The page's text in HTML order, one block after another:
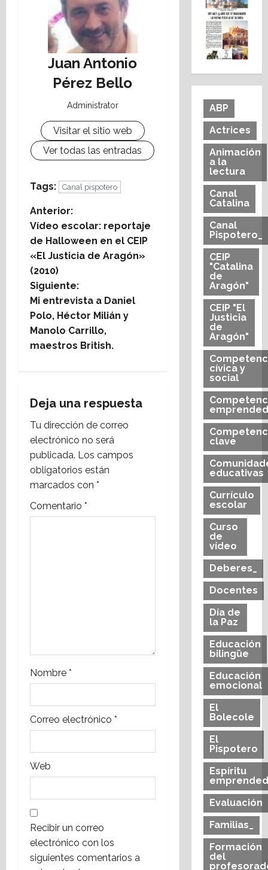
Juan Antonio
Pérez Bello
Administrator
Visitar el sitio web
Ver todas las entradas
Tags: Canal pispotero
N
a
v
e
g
a
ó
n
d
e
e
a
Anterior:
Vídeo escolar: reportaje
de Halloween en el CEIP
«El Justicia de Aragón»
(2010)
Siguiente:
Mi entrevista a Daniel
Polo, Héctor Milián y
Manolo Carrillo,
maestros British.
Deja una respuesta
Tu dirección de correo
electrónico no será
publicada. Los campos
obligatorios están
marcados con *
Comentario *
Nombre *
Correo electrónico *
Web
Recibir un correo
electrónico con los
siguientes comentarios a
ABP
Actrices
Animación
a la
lectura
Canal
Catalina
Canal
Pispotero_
CEIP
"Catalina
de
Aragón"
CEIP "El
Justicia
de
Aragón"
cívica y
social
clave
educativas
Currículo
escolar
Curso
de
vídeo
Deberes_
Docentes
Día de
la Paz
Educación
bilingüe
Educación
emocional
El
Bolecole
El
Pispotero
Espíritu
Evaluación
Familias_
Formación
del